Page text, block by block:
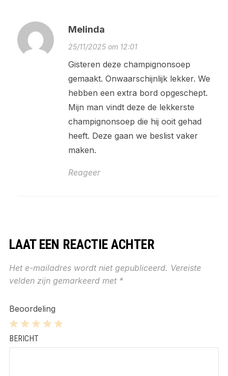
Melinda
25/11/2025 om 12:01
Gisteren deze champignonsoep
gemaakt. Onwaarschijnlijk lekker. We
hebben een extra bord opgeschept.
Mijn man vindt deze de lekkerste
champignonsoep die hij ooit gehad
heeft. Deze gaan we beslist vaker
maken.
Reageer
LAAT EEN REACTIE ACHTER
Het e-mailadres wordt niet gepubliceerd. Vereiste
velden zijn gemarkeerd met *
Beoordeling
3
2
1
BERICHT